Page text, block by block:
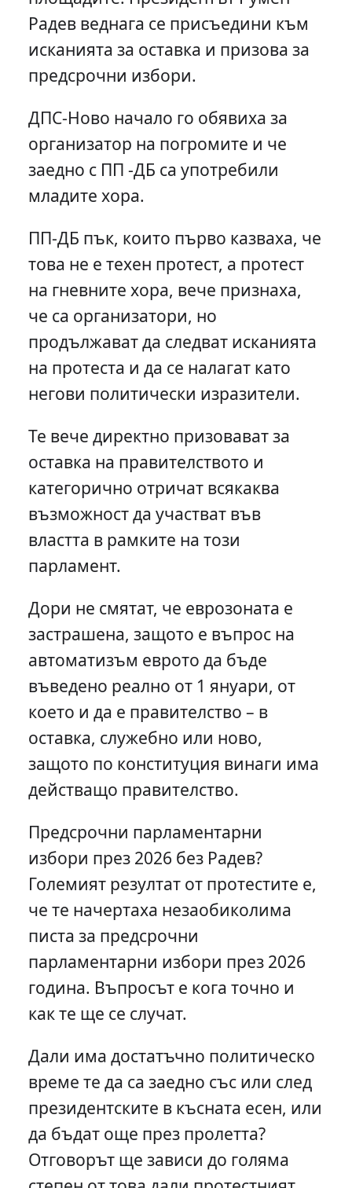
Радев веднага се присъедини към
исканията за оставка и призова за
предсрочни избори.
ДПС-Ново начало го обявиха за
организатор на погромите и че
заедно с ПП -ДБ са употребили
младите хора.
ПП-ДБ пък, които първо казваха, че
това не е техен протест, а протест
на гневните хора, вече признаха,
че са организатори, но
продължават да следват исканията
на протеста и да се налагат като
негови политически изразители.
Те вече директно призовават за
оставка на правителството и
категорично отричат всякаква
възможност да участват във
властта в рамките на този
парламент.
Дори не смятат, че еврозоната е
застрашена, защото е въпрос на
автоматизъм еврото да бъде
въведено реално от 1 януари, от
което и да е правителство – в
оставка, служебно или ново,
защото по конституция винаги има
действащо правителство.
Предсрочни парламентарни
избори през 2026 без Радев?
Големият резултат от протестите е,
че те начертаха незаобиколима
писта за предсрочни
парламентарни избори през 2026
година. Въпросът е кога точно и
как те ще се случат.
Дали има достатъчно политическо
време те да са заедно със или след
президентските в късната есен, или
да бъдат още през пролетта?
Отговорът ще зависи до голяма